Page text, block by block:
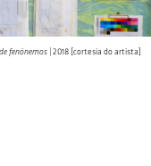
fenónemos| 2018 [cortesia do artista]